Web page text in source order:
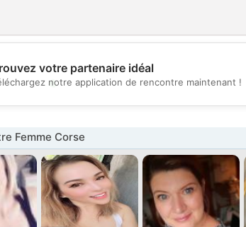
💕
votre partenaire idéal
notre application de rencontre maintenant !
Femme Corse